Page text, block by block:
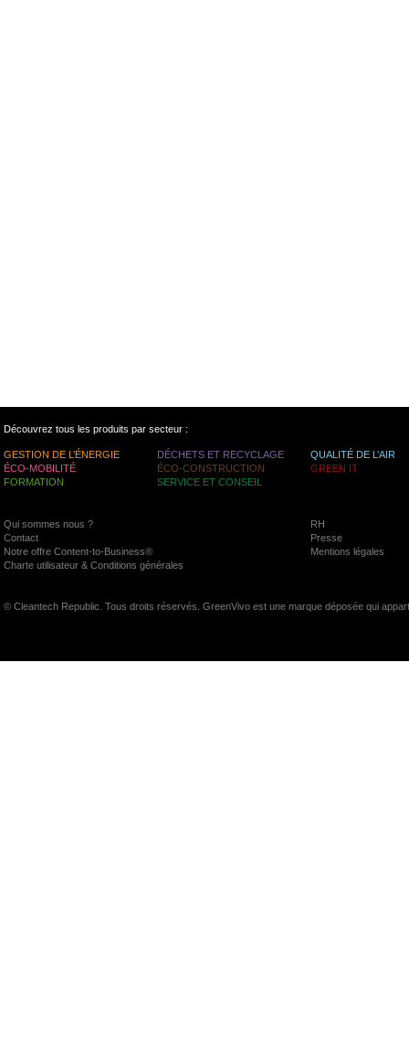
Découvrez tous les produits par secteur :
GESTION DE L’ÉNERGIE DÉCHETS ET RECYCLAGE
QUALITÉ DE L’AIR
ÉCO-MOBILITÉ
ÉCO-CONSTRUCTION
GREEN IT
FORMATION
SERVICE ET CONSEIL
Qui sommes nous ?
RH
Contact
Presse
Notre offre Content-to-Business®
Mentions légales
Charte utilisateur & Conditions générales
© Cleantech Republic. Tous droits réservés. GreenVivo est une marque déposée qui